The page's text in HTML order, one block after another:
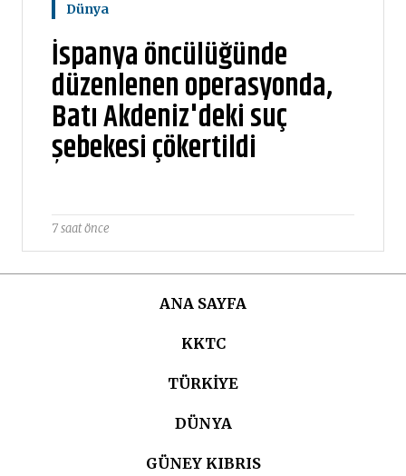
Dünya
İspanya öncülüğünde
düzenlenen operasyonda,
Batı Akdeniz'deki suç
şebekesi çökertildi
7 saat önce
ANA SAYFA
KKTC
TÜRKIYE
DÜNYA
GÜNEY KIBRIS